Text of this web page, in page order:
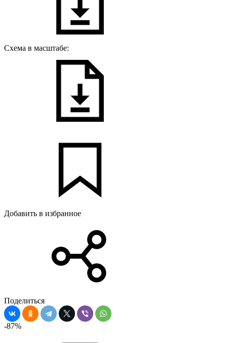
Схема в масштабе:
Добавить в избранное
Поделиться
-87%